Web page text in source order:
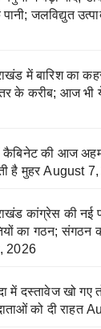
जलविद्युत
में बारिश का
के करीब; आज भी
कैबिनेट की आज
है मुहर August
कांग्रेस की नई
का गठन; संगठन
2026
दस्तावेज खो गए
को दी राहत